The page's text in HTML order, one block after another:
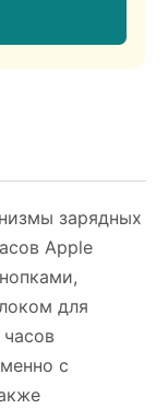
зарядных
Apple
для
с